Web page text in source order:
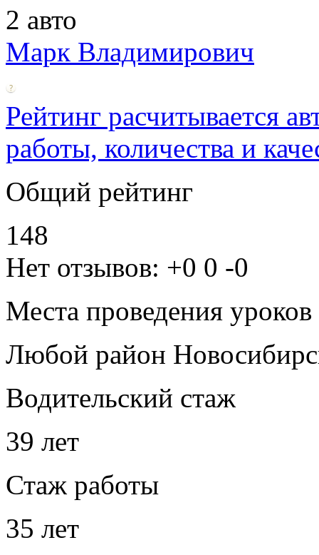
2 авто
Марк Владимирович
Рейтинг расчитывается
работы, количества и
Общий рейтинг
148
Нет отзывов: +0 0 -0
Места проведения уроков
Любой район
Водительский стаж
39 лет
Стаж работы
35 лет